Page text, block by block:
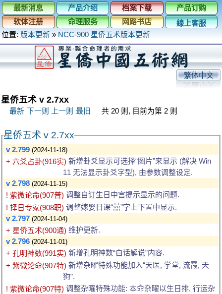
最新消息 产品介绍 档案下载
产品订购
软体注册
命理服务 网路书店
線上客服
位置: 版本更新 » NCC-900 星侨五术版本更新
繁体中文
星侨五术 v 2.7xx
最新 下一则 上一则 最旧 共 20 则, 目前为第 2 则
星侨五术 v 2.7xx
v 2.799 (2024-11-18)
+ 六爻占卦(916实) 新增卦爻显示可选择“图片”来显示 (解决 Win
11 无法显示卦爻字型), 由参数调整设定.
v 2.798 (2024-11-15)
! 紫微论命(907普) 调整自订生日中宫提示显示的问题.
! 择日专家(908职) 调整嫁娶日课“囍”字上下置中显示.
v 2.797 (2024-11-04)
+ 星侨五术(900通) 维护更新.
v 2.796 (2024-11-01)
+ 孔明神数(991实) 新增孔明神数“白话解说”内容.
+ 紫微论命(907特) 新增杂曜特殊功能加入“天医, 学堂, 流霞, 天
狗”.
! 紫微论命(907特) 调整杂曜特殊功能: 本命杂曜以生日排, 行运杂